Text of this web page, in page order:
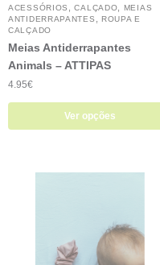
ACESSÓRIOS ,CALÇADO
MEIAS
ANTIDERRAPANTES
ROUPA E
CALÇADO
Meias Antiderrapantes
Animals – ATTIPAS
4.95€
Ver opções